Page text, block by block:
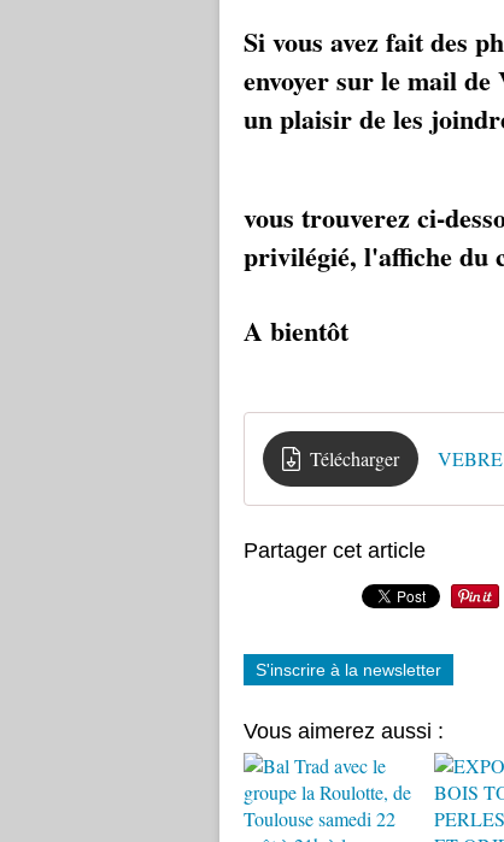
Si vous avez fait des
envoyer sur le mail de
un plaisir de les
vous trouverez ci-
privilégié, l'affiche du
A bientôt
Télécharger
Partager cet article
S'inscrire à la newsletter
Vous aimerez aussi :